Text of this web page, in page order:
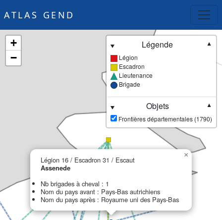
ATLAS GEND
Légion 16 / Escadron 31 / Escaut
Assenede
Nb brigades à cheval : 1
Nom du pays avant : Pays-Bas autrichiens
Nom du pays après : Royaume uni des Pays-Bas
×
+
−
Légende
▼
Légion
Escadron
Lieutenance
Brigade
Objets
▼
Frontières départementales (1790)